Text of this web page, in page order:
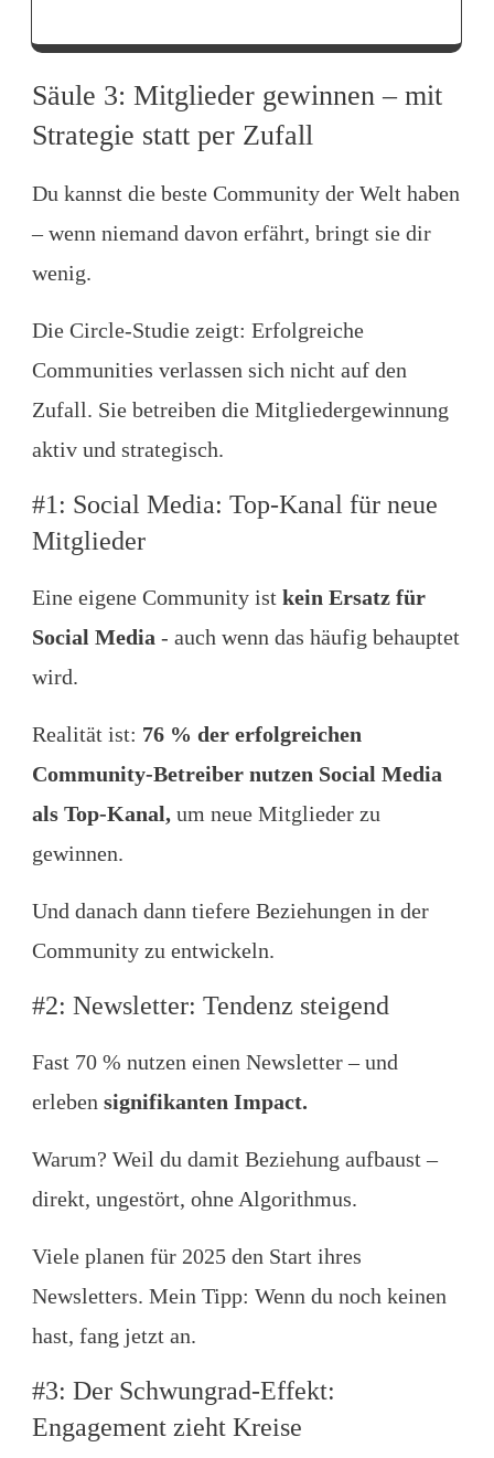
Säule 3: Mitglieder gewinnen – mit
Strategie statt per Zufall
Du kannst die beste Community der Welt haben
– wenn niemand davon erfährt, bringt sie dir
wenig.
Die Circle-Studie zeigt: Erfolgreiche
Communities verlassen sich nicht auf den
Zufall. Sie betreiben die Mitgliedergewinnung
aktiv und strategisch.
#1: Social Media: Top-Kanal für neue
Mitglieder
Eine eigene Community ist kein Ersatz für
Social Media - auch wenn das häufig behauptet
wird.
Realität ist: 76 % der erfolgreichen
Community-Betreiber nutzen Social Media
als Top-Kanal, um neue Mitglieder zu
gewinnen.
Und danach dann tiefere Beziehungen in der
Community zu entwickeln.
#2: Newsletter: Tendenz steigend
Fast 70 % nutzen einen Newsletter – und
erleben signifikanten Impact.
Warum? Weil du damit Beziehung aufbaust –
direkt, ungestört, ohne Algorithmus.
Viele planen für 2025 den Start ihres
Newsletters. Mein Tipp: Wenn du noch keinen
hast, fang jetzt an.
#3: Der Schwungrad-Effekt:
Engagement zieht Kreise